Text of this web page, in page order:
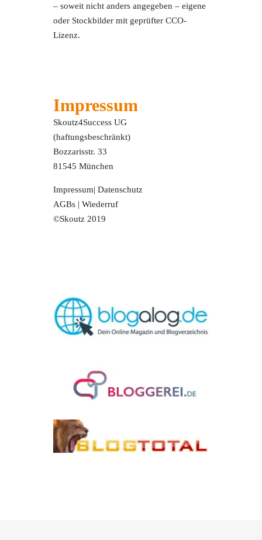
– soweit nicht anders angegeben – eigene
oder Stockbilder mit geprüfter CCO-
Lizenz.
Impressum
Skoutz4Success UG
(haftungsbeschränkt)
Bozzarisstr. 33
81545 München
Impressum|Datenschutz
AGBs |Wiederruf
©Skoutz 2019